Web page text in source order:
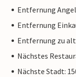
Entfernung
Entfernung
Entfernung zu
Nächstes
Nächste Stadt: